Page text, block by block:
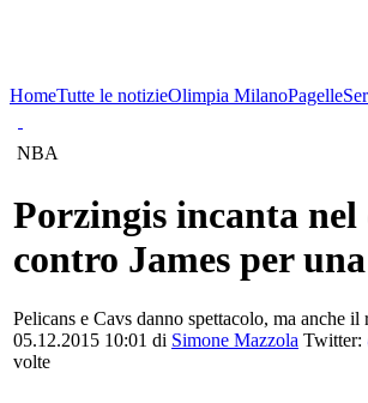
HomeTutte le notizieOlimpia MilanoPagelle
NBA
Porzingis incanta nel
contro James per
Pelicans e Cavs danno spettacolo, ma anche
05.12.2015 10:01 di Simone Mazzola Twitter:
volte